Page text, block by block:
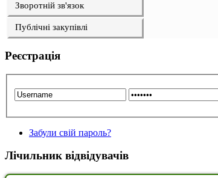
Зворотній зв'язок
Публічні закупівлі
Реєстрація
Забули свій пароль?
Лічильник відвідувачів